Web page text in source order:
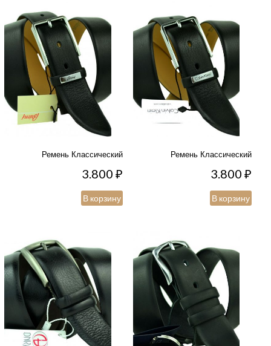
Ремень Классический
3.800₽
В корзину
Ремень Классический
3.800₽
В корзину